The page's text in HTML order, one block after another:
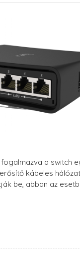
a switch
kábeles
be, abban az